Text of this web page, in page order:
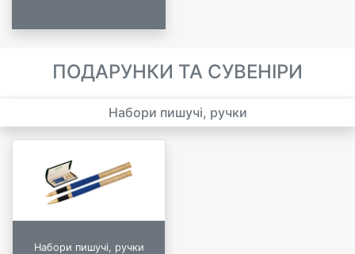
ПОДАРУНКИ ТА СУВЕНІРИ
Набори пишучі, ручки
Набори пишучі, ручки